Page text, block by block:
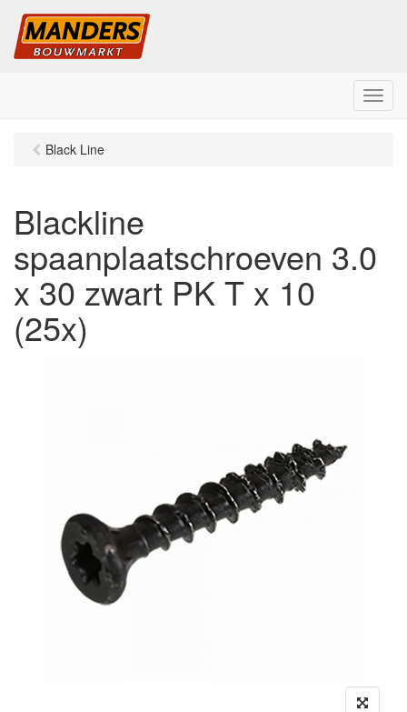
M
e
Black Line
Blackline
spaanplaatschroeven 3.0
x 30 zwart PK T x 10
(25x)